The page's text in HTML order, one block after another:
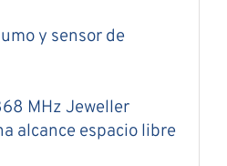
y sensor de
MHz Jeweller
alcance espacio libre